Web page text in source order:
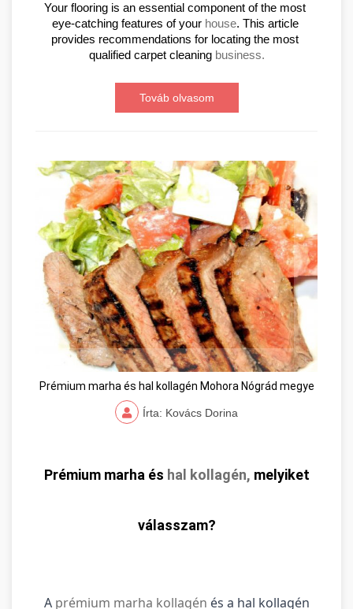
Your flooring is an essential component of the most
eye-catching features of your house. This article
provides recommendations for locating the most
qualified carpet cleaning business.
Továb olvasom
Prémium marha és hal kollagén Mohora Nógrád megye
Írta: Kovács Dorina
Prémium marha és hal kollagén, melyiket
válasszam?
A prémium marha kollagén és a hal kollagén